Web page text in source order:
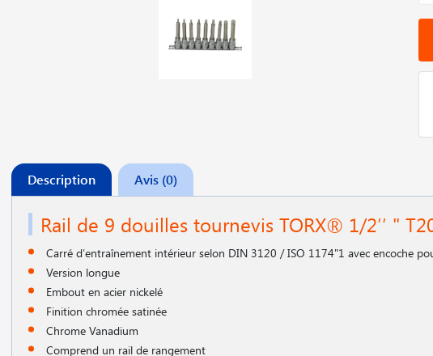
Description Avis (0)
Rail de 9 douilles tournevis TORX® 1/2′′ "
Carré d′entraînement intérieur selon DIN 3120 / ISO 1174"1 avec encoche
Version longue
Embout en acier nickelé
Finition chromée satinée
Chrome Vanadium
Comprend un rail de rangement